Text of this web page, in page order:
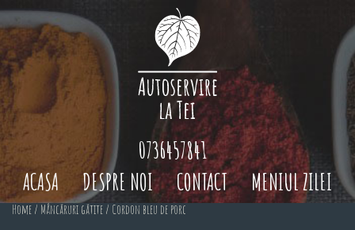
ACASA DESPRE NOI CONTACT MENIUL ZILEI
0736457841
Home / Mâncăruri gătite / Cordon bleu de porc